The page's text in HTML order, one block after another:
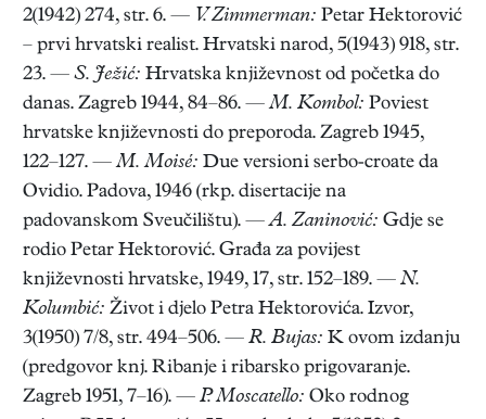
2(1942) 274, str. 6. — V. Zimmerman: Petar Hektorović
– prvi hrvatski realist. Hrvatski narod, 5(1943) 918, str.
23. — S. Ježić: Hrvatska književnost od početka do
danas. Zagreb 1944, 84–86. —M. Kombol: Poviest
hrvatske književnosti do preporoda. Zagreb 1945,
122–127. —M. Moisé: Due versioni serbo-croate da
Ovidio. Padova, 1946 (rkp. disertacije na
padovanskom Sveučilištu). —A. Zaninović: Gdje se
rodio Petar Hektorović. Građa za povijest
književnosti hrvatske, 1949, 17, str. 152–189. — N.
Kolumbić: Život i djelo Petra Hektorovića. Izvor,
3(1950) 7/8, str. 494–506. — R. Bujas: K ovom izdanju
(predgovor knj. Ribanje i ribarsko prigovaranje.
Zagreb 1951, 7–16). — P. Moscatello: Oko rodnog